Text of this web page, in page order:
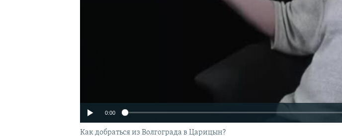
0:00
Как добраться из Волгограда в Царицын?